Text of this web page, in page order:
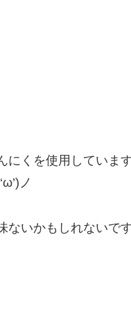
にくを使用していま
ノ
ないかもしれないで